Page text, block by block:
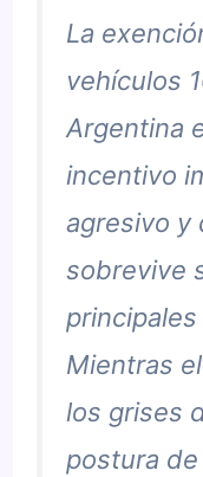
La
vehículos
Argentina
incentivo
agresivo y
sobrevive
Mientras
los grises
postura